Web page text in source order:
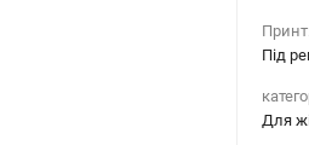
Під
Для